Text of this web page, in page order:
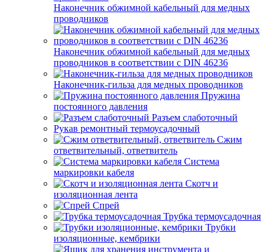
Наконечник обжимной кабельный для медных
проводников
Наконечник обжимной кабельный для медных
проводников в соответствии с DIN 46236
Наконечник-гильза для медных проводников
Пружина
постоянного давления
Разъем слаботочный
Рукав ремонтный термоусадочный
Сжим
ответвительный, ответвитель
Система
маркировки кабеля
Скотч и
изоляционная лента
Спрей
Трубка термоусадочная
Трубки
изоляционные, кембрики